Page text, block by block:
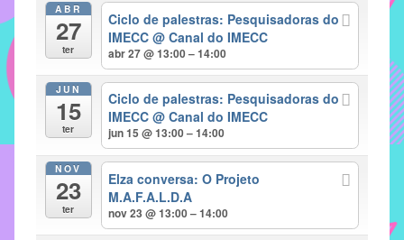
pacificadoras
problemas
verificados
instituto,
ABR
27
ter
Ciclo de palestras: Pesquisadoras do
IMECC@ Canal do IMECC
abr 27 @ 13:00 – 14:00
JUN
15
ter
Ciclo de palestras: Pesquisadoras do
IMECC@ Canal do IMECC
jun 15 @ 13:00 – 14:00
NOV
23
ter
Elza conversa: O Projeto
M.A.F.A.L.D.A
nov 23 @ 13:00 – 14:00